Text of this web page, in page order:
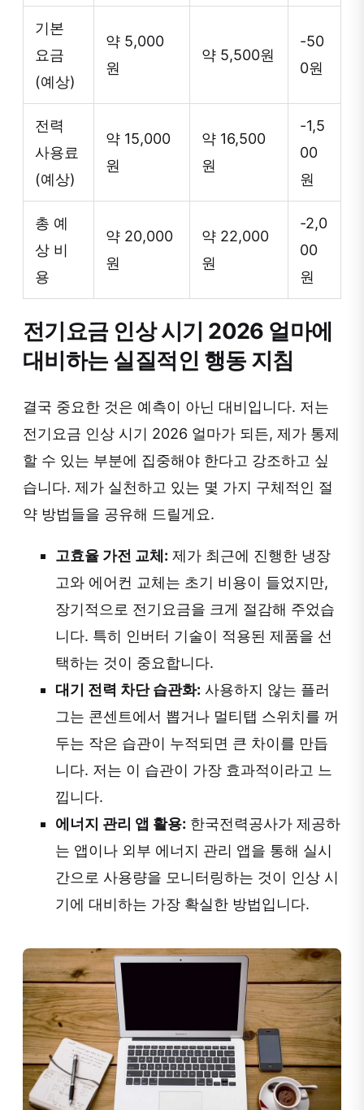
기본
요금
(예상)
약 5,000
원
약 5,500원
-50
0원
전력
사용료
(예상)
약 15,000
원
약 16,500
원
-1,5
00
원
총 예
상 비
용
약 20,000
원
약 22,000
원
-2,0
00
원
전기요금 인상 시기 2026 얼마에
대비하는 실질적인 행동 지침
결국 중요한 것은 예측이 아닌 대비입니다. 저는
전기요금 인상 시기 2026 얼마가 되든, 제가 통제
할 수 있는 부분에 집중해야 한다고 강조하고 싶
습니다. 제가 실천하고 있는 몇 가지 구체적인 절
약 방법들을 공유해 드릴게요.
고효율 가전 교체: 제가 최근에 진행한 냉장
고와 에어컨 교체는 초기 비용이 들었지만,
장기적으로 전기요금을 크게 절감해 주었습
니다. 특히 인버터 기술이 적용된 제품을 선
택하는 것이 중요합니다.
대기 전력 차단 습관화: 사용하지 않는 플러
그는 콘센트에서 뽑거나 멀티탭 스위치를 꺼
두는 작은 습관이 누적되면 큰 차이를 만듭
니다. 저는 이 습관이 가장 효과적이라고 느
낍니다.
에너지 관리 앱 활용: 한국전력공사가 제공하
는 앱이나 외부 에너지 관리 앱을 통해 실시
간으로 사용량을 모니터링하는 것이 인상 시
기에 대비하는 가장 확실한 방법입니다.